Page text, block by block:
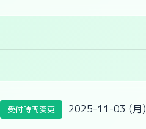
受付時間変更 2025-11-03 (月)